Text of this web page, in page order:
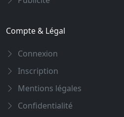
Compte & Légal
Connexion
Inscription
Mentions légales
Confidentialité